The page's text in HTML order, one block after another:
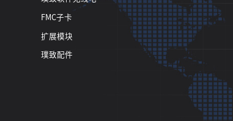
FMC子卡
扩展模块
璞致配件